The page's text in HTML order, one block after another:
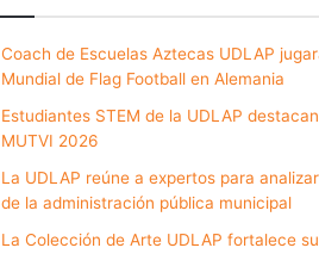
Coach de Escuelas Aztecas UDLAP
Mundial de Flag Football en Alemania
Estudiantes STEM de la UDLAP
MUTVI 2026
La UDLAP reúne a expertos para
de la administración pública municipal
La Colección de Arte UDLAP fortalece